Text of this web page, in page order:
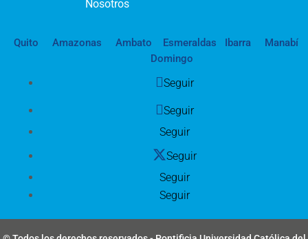
Nosotros
Quito Amazonas Ambato Esmeraldas Ibarra
Manabí
Domingo
Seguir
Seguir
Seguir
Seguir
Seguir
Seguir